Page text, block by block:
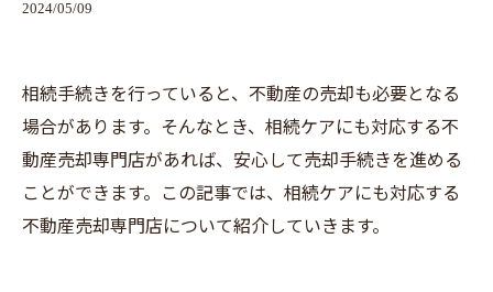
2024/05/09
相続手続きを行っていると、不動産の売却も必要となる
場合があります。そんなとき、相続ケアにも対応する不
動産売却専門店があれば、安心して売却手続きを進める
ことができます。この記事では、相続ケアにも対応する
不動産売却専門店について紹介していきます。